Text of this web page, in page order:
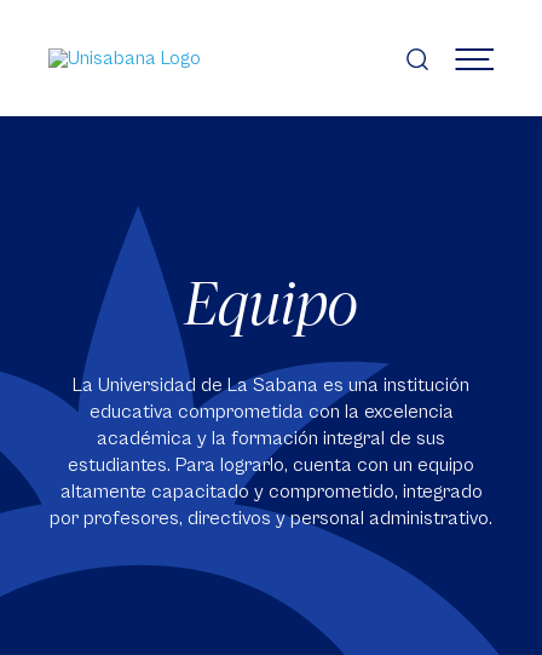
contenido
principal
MENÚ
Equipo
La Universidad de La Sabana es una institución
educativa comprometida con la excelencia
académica y la formación integral de sus
estudiantes. Para lograrlo, cuenta con un equipo
altamente capacitado y comprometido, integrado
por profesores, directivos y personal administrativo.